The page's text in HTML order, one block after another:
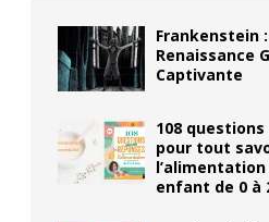
Frankenstein
Renaissance
Captivante
108
pour tout
enfant de 0 à